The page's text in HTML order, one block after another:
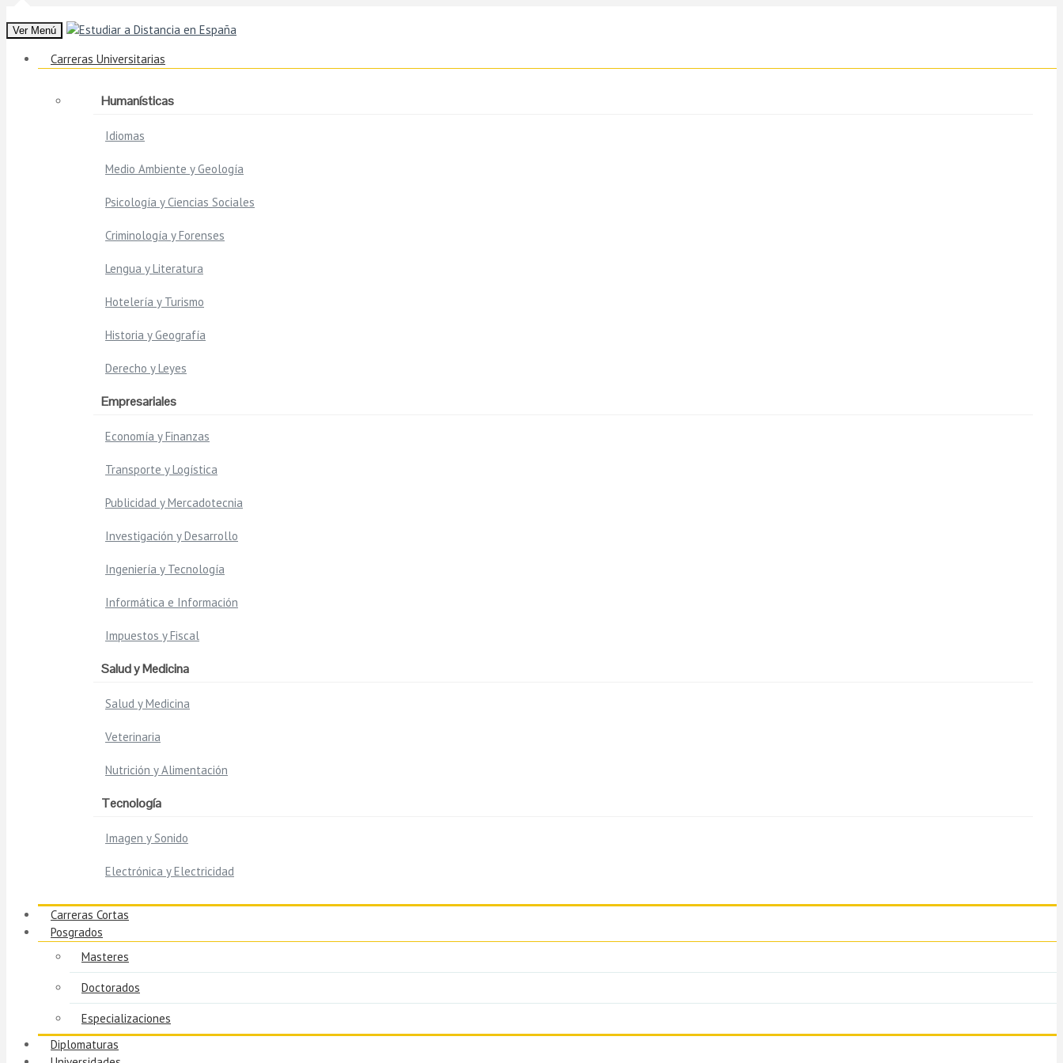
Ver Menú
Carreras Universitarias
Humanísticas
Idiomas
Medio Ambiente y Geología
Psicología y Ciencias Sociales
Criminología y Forenses
Lengua y Literatura
Hotelería y Turismo
Historia y Geografía
Derecho y Leyes
Empresariales
Economía y Finanzas
Transporte y Logística
Publicidad y Mercadotecnia
Investigación y Desarrollo
Ingeniería y Tecnología
Informática e Información
Impuestos y Fiscal
Salud y Medicina
Salud y Medicina
Veterinaria
Nutrición y Alimentación
Tecnología
Imagen y Sonido
Electrónica y Electricidad
Carreras Cortas
Posgrados
Masteres
Doctorados
Especializaciones
Diplomaturas